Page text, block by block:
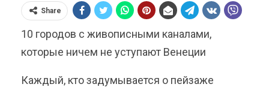
Share
10 городов с живописными каналами,
которые ничем не уступают Венеции
Каждый, кто задумывается о пейзаже